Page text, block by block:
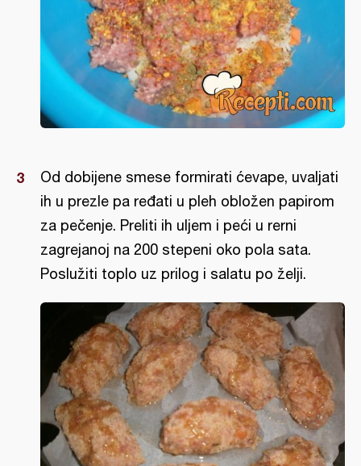
Od dobijene smese formirati ćevape, uvaljati
ih u prezle pa ređati u pleh obložen papirom
za pečenje. Preliti ih uljem i peći u rerni
zagrejanoj na 200 stepeni oko pola sata.
Poslužiti toplo uz prilog i salatu po želji.